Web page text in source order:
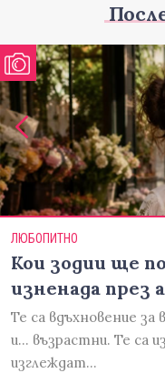
ЛЮБОПИТНО
Кои зодии ще
изненада през
Те са вдъхновение за
и... възрастни. Те са
изглеждат…